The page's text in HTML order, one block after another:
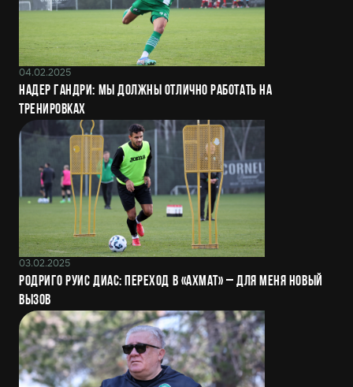
04.02.2025
Надер Гандри: Мы должны отлично работать на
тренировках
03.02.2025
Родриго Руис Диас: Переход в «Ахмат» – для меня новый
вызов